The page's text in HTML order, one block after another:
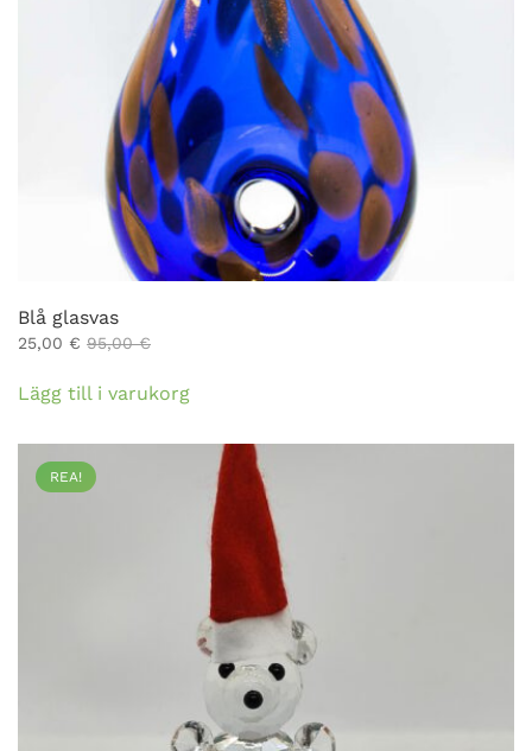
Blå glasvas
25,00 € 95,00€
Lägg till i varukorg
REA!